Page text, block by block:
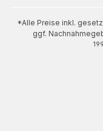
*Alle Preise inkl.
ggf.